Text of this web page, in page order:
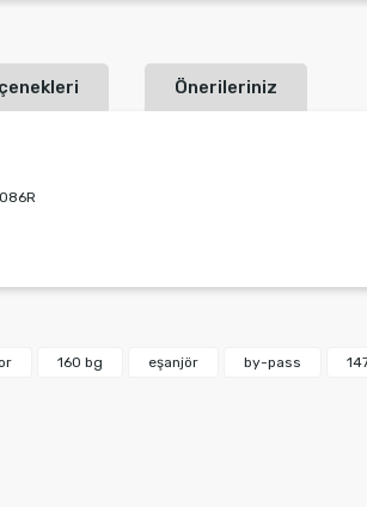
Önerileriniz
ürüne ilk yorumu siz yapın!
Yorum Yaz
160 bg eşanjör by-pass